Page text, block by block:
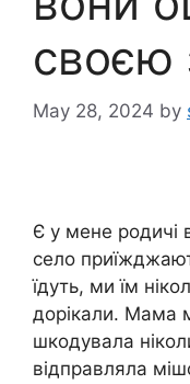
своєю
May 28, 2024 by
Є у мене родичі
село
їдуть, ми їм
дорікали. Мама
шкодувала
відправляла